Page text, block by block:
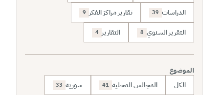
الدراسات 39 تقارير مراكز الفكر 9
التقرير السنوي 8 التقارير 4
الموضوع
الكل المجالس المحلية 41 سورية 33